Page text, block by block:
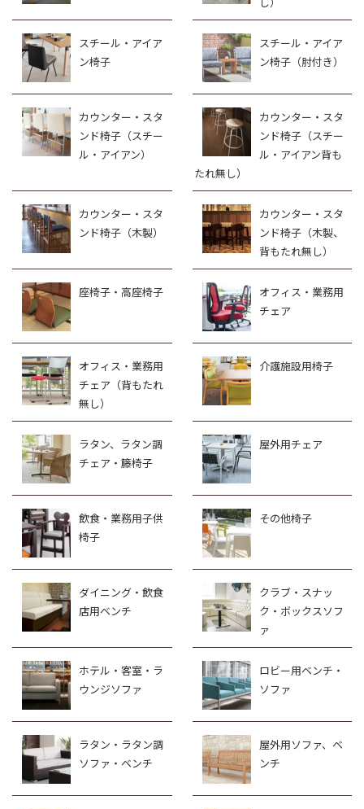
スチール・アイア
ン椅子
スチール・アイア
ン椅子（肘付き）
カウンター・スタ
ンド椅子（スチー
ル・アイアン）
カウンター・スタ
ンド椅子（スチー
ル・アイアン背も
たれ無し）
カウンター・スタ
ンド椅子（木製）
カウンター・スタ
ンド椅子（木製、
背もたれ無し）
座椅子・高座椅子
オフィス・業務用
チェア
オフィス・業務用
チェア（背もたれ
無し）
介護施設用椅子
ラタン、ラタン調
チェア・籐椅子
屋外用チェア
飲食・業務用子供
椅子
その他椅子
ダイニング・飲食
店用ベンチ
クラブ・スナッ
ク・ボックスソフ
ァ
ホテル・客室・ラ
ウンジソファ
ロビー用ベンチ・
ソファ
ラタン・ラタン調
ソファ・ベンチ
屋外用ソファ、ベ
ンチ